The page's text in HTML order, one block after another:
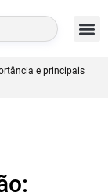
BUSCAR
e principais